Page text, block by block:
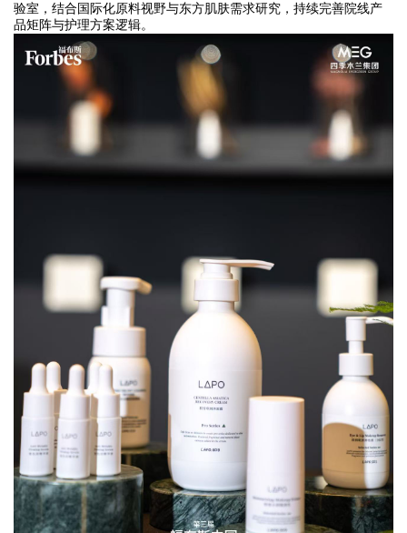
验室，结合国际化原料视野与东方肌肤需求研究，持续完善院线产
品矩阵与护理方案逻辑。